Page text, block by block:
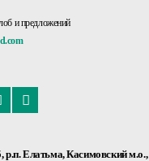
и предложений
р.п. Елатьма, Касимовский м.о.,